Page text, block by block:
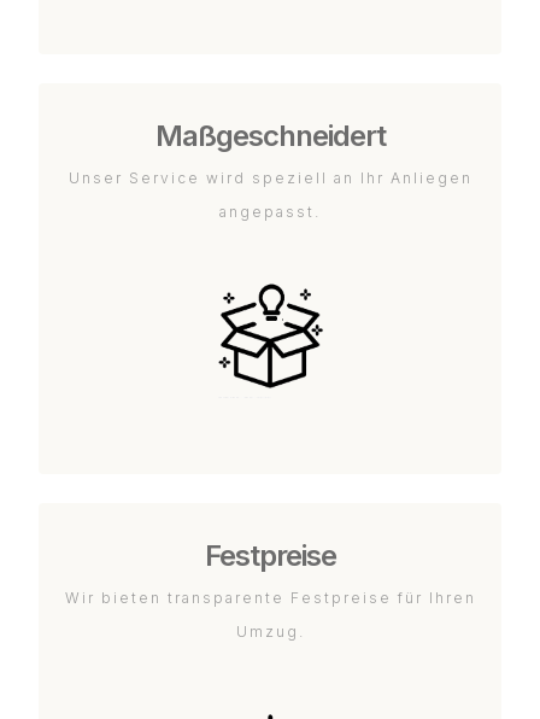
Maßgeschneidert
Unser Service wird speziell an Ihr Anliegen
angepasst.
Festpreise
Wir bieten transparente Festpreise für Ihren
Umzug.